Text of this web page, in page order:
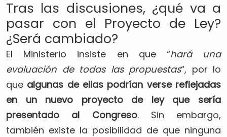
Tras las discusiones, ¿qué va a
pasar con el Proyecto de Ley?
¿Será cambiado?
El Ministerio insiste en que “hará una
evaluación de todas las propuestas“, por lo
que algunas de ellas podrían verse reflejadas
en un nuevo proyecto de ley que sería
presentado al Congreso. Sin embargo,
también existe la posibilidad de que ninguna